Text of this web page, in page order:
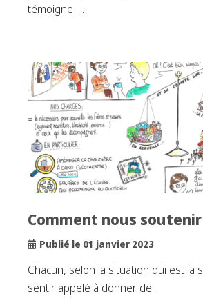
témoigne :...
Comment nous soutenir
Publié le 01 janvier 2023
Chacun, selon la situation qui est la
sentir appelé à donner de...